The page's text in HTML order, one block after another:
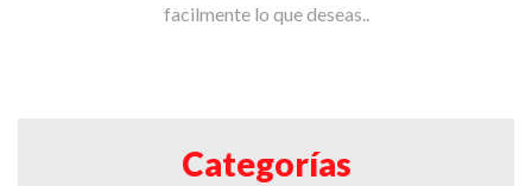
facilmente lo que deseas..
Categorías